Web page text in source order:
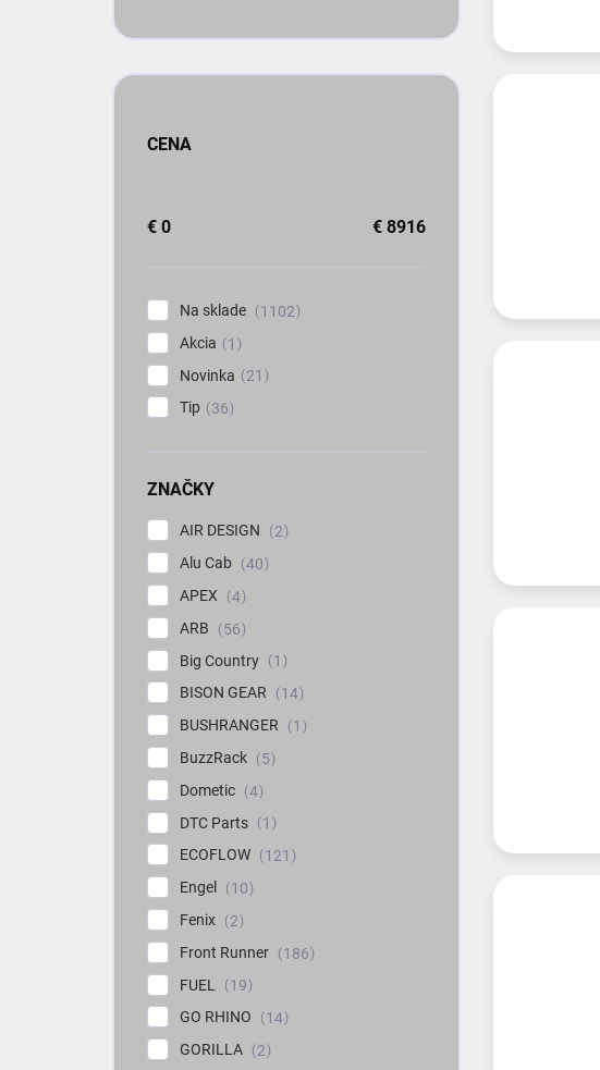
CENA
€ 0 € 8916
Na sklade
1102
Akcia
1
Novinka
21
Tip
36
ZNAČKY
AIR DESIGN
2
Alu Cab
40
APEX
4
ARB
56
Big Country
1
BISON GEAR
14
BUSHRANGER
1
BuzzRack
5
Dometic
4
DTC Parts
1
ECOFLOW
121
Engel
10
Fenix
2
Front Runner
186
FUEL
19
GO RHINO
14
GORILLA
2